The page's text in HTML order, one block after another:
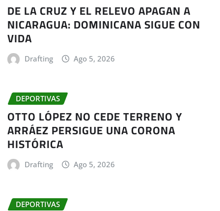
DE LA CRUZ Y EL RELEVO APAGAN A
NICARAGUA: DOMINICANA SIGUE CON
VIDA
Drafting Ago 5, 2026
DEPORTIVAS
OTTO LÓPEZ NO CEDE TERRENO Y
ARRÁEZ PERSIGUE UNA CORONA
HISTÓRICA
Drafting Ago 5, 2026
DEPORTIVAS